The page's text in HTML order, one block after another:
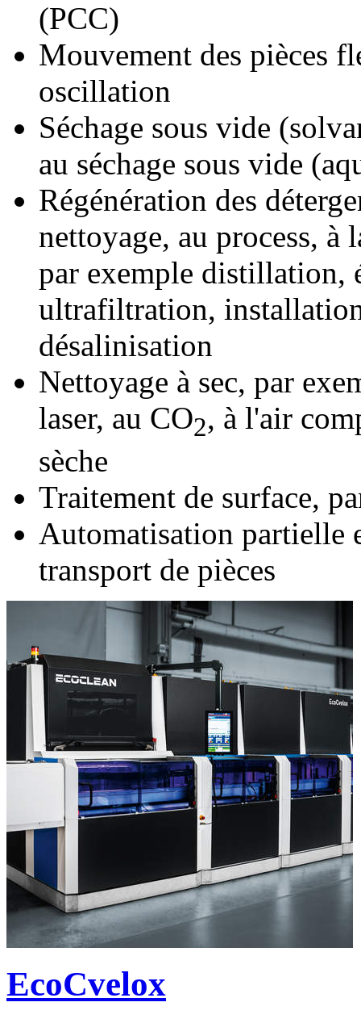
(PCC)
Mouvement des pièces
oscillation
Séchage sous vide
au séchage sous vide
Régénération des
nettoyage, au process, à
par exemple distillation,
ultrafiltration,
désalinisation
Nettoyage à sec, par
laser, au CO2, à l'air
sèche
Traitement de surface,
Automatisation partielle
transport de pièces
EcoCvelox